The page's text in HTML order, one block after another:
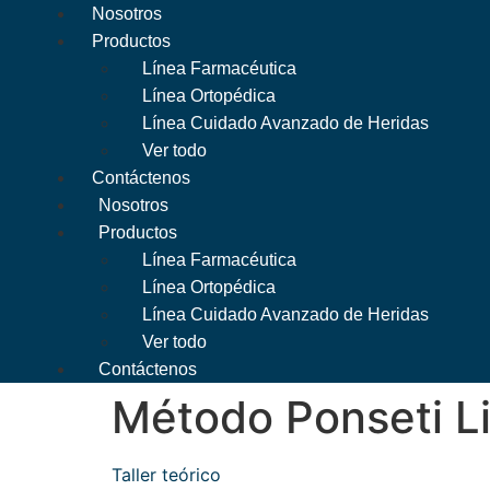
Nosotros
Productos
Línea Farmacéutica
Línea Ortopédica
Línea Cuidado Avanzado de Heridas
Ver todo
Contáctenos
Nosotros
Productos
Línea Farmacéutica
Línea Ortopédica
Línea Cuidado Avanzado de Heridas
Ver todo
Contáctenos
Método Ponseti
Taller teórico